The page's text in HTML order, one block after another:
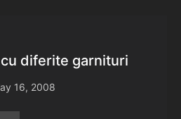
diferite garnituri
16, 2008